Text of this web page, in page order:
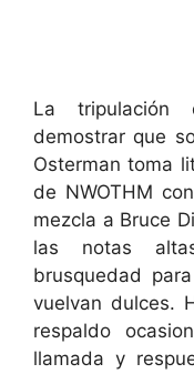
La tripulación
demostrar que
Osterman toma
de NWOTHM
mezcla a Bruce
las notas
brusquedad
vuelvan dulces.
respaldo
llamada y